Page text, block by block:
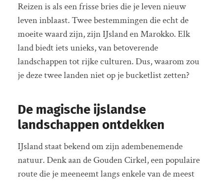
Reizen is als een frisse bries die je leven nieuw
leven inblaast. Twee bestemmingen die echt de
moeite waard zijn, zijn IJsland en Marokko. Elk
land biedt iets unieks, van betoverende
landschappen tot rijke culturen. Dus, waarom zou
je deze twee landen niet op je bucketlist zetten?
De magische ijslandse
landschappen ontdekken
IJsland staat bekend om zijn adembenemende
natuur. Denk aan de Gouden Cirkel, een populaire
route die je meeneemt langs enkele van de meest